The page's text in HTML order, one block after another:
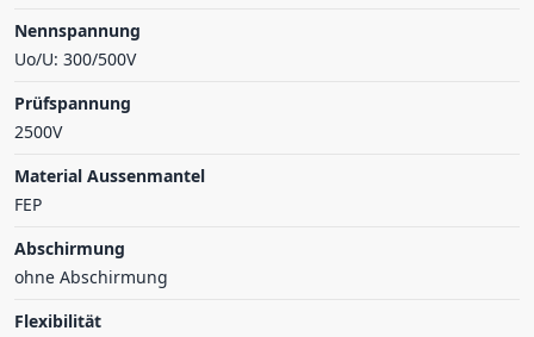
Nennspannung
Uo/U: 300/500V
Prüfspannung
2500V
Material Aussenmantel
FEP
Abschirmung
ohne Abschirmung
Flexibilität